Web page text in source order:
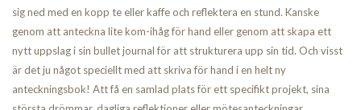
sig ned med en kopp te eller kaffe och reflektera en stund. Kanske
genom att anteckna lite kom-ihåg för hand eller genom att skapa ett
nytt uppslag i sin bullet journal för att strukturera upp sin tid. Och visst
är det ju något speciellt med att skriva för hand i en helt ny
anteckningsbok! Att få en samlad plats för ett specifikt projekt, sina